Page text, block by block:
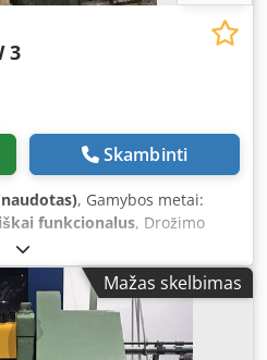
3
Skambinti
, Gamybos metai:
funkcionalus, Drožimo
skaičius: 10 Crsdpfx Adjyc
Mažas skelbimas